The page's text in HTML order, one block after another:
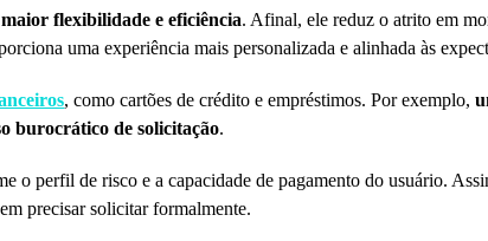
maior flexibilidade e eficiência. Afinal, ele reduz o atrito em
uma experiência mais personalizada e alinhada às
, como cartões de crédito e empréstimos. Por exemplo,
burocrático de solicitação.
o perfil de risco e a capacidade de pagamento do usuário.
precisar solicitar formalmente.